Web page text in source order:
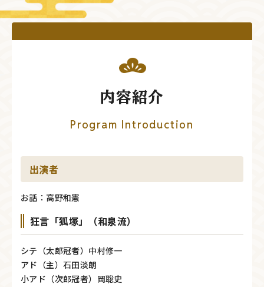
内容紹介
Program Introduction
出演者
お話：高野和憲
狂言「狐塚」（和泉流）
シテ（太郎冠者）中村修一
アド（主）石田淡朗
小アド（次郎冠者）岡聡史